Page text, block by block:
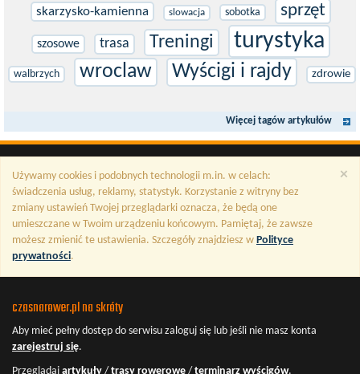
skarzysko-kamienna slowacja sobotka sprzęt
szosowe trasa Treningi turystyka
walbrzych wroclaw Wyścigi i rajdy zdrowie
Więcej tagów artykułów
×
Używamy cookies i podobnych technologii m.in. w celach:
świadczenia usług, reklamy, statystyk. Korzystanie z witryny bez
zmiany ustawień Twojej przeglądarki oznacza, że będą one
umieszczane w Twoim urządzeniu końcowym. Pamiętaj, że zawsze
możesz zmienić te ustawienia. Szczegóły znajdziesz w Polityce
prywatności.
czasnarower.pl na skróty
Aby mieć pełny dostęp do serwisu zaloguj się lub jeśli nie masz konta
zarejestruj się.
Przeglądaj artykuły /trasy rowerowe /terminarz wyścigów.